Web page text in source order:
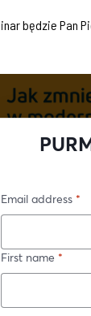
będzie Pan